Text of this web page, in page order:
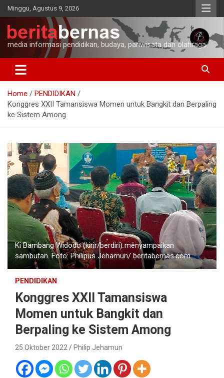
Skip
to
content
Minggu, Agustus 9, 2026
media informasi pendidikan, budaya, pariwisata dan olahraga
Home
PENDIDIKAN
Konggres XXII Tamansiswa Momen untuk Bangkit dan Berpaling
ke Sistem Among
Ki Bambang Widodo (kirir/berdiri) menyampaikan
sambutan. Foto: Philipus Jehamun/ beritabernas.com
PENDIDIKAN
Konggres XXII Tamansiswa
Momen untuk Bangkit dan
Berpaling ke Sistem Among
25 Oktober 2022 Philip Jehamun